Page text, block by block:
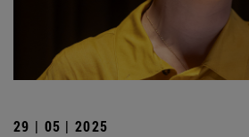
29 | 05 | 2025